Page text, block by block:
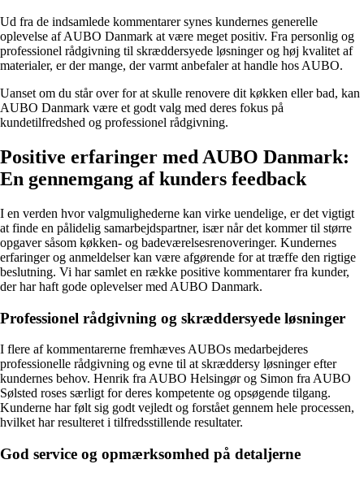
Ud fra de indsamlede kommentarer synes kundernes generelle
oplevelse af AUBO Danmark at være meget positiv. Fra personlig og
professionel rådgivning til skræddersyede løsninger og høj kvalitet af
materialer, er der mange, der varmt anbefaler at handle hos AUBO.
Uanset om du står over for at skulle renovere dit køkken eller bad, kan
AUBO Danmark være et godt valg med deres fokus på
kundetilfredshed og professionel rådgivning.
Positive erfaringer med AUBO Danmark:
En gennemgang af kunders feedback
I en verden hvor valgmulighederne kan virke uendelige, er det vigtigt
at finde en pålidelig samarbejdspartner, især når det kommer til større
opgaver såsom køkken- og badeværelsesrenoveringer. Kundernes
erfaringer og anmeldelser kan være afgørende for at træffe den rigtige
beslutning. Vi har samlet en række positive kommentarer fra kunder,
der har haft gode oplevelser med AUBO Danmark.
Professionel rådgivning og skræddersyede løsninger
I flere af kommentarerne fremhæves AUBOs medarbejderes
professionelle rådgivning og evne til at skræddersy løsninger efter
kundernes behov. Henrik fra AUBO Helsingør og Simon fra AUBO
Sølsted roses særligt for deres kompetente og opsøgende tilgang.
Kunderne har følt sig godt vejledt og forstået gennem hele processen,
hvilket har resulteret i tilfredsstillende resultater.
God service og opmærksomhed på detaljerne